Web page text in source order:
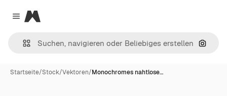
Close menu
Magnific
Nach
Startseite/Stock/Vektoren/Monochromes nahtlose…